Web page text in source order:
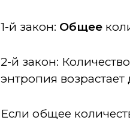
1-й закон: Общее
2-й закон:
энтропия
Если общее